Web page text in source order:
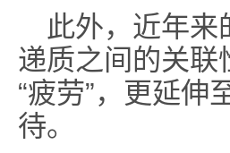
此外，近年来
递质之间的关联
“疲劳”，更延伸
待。